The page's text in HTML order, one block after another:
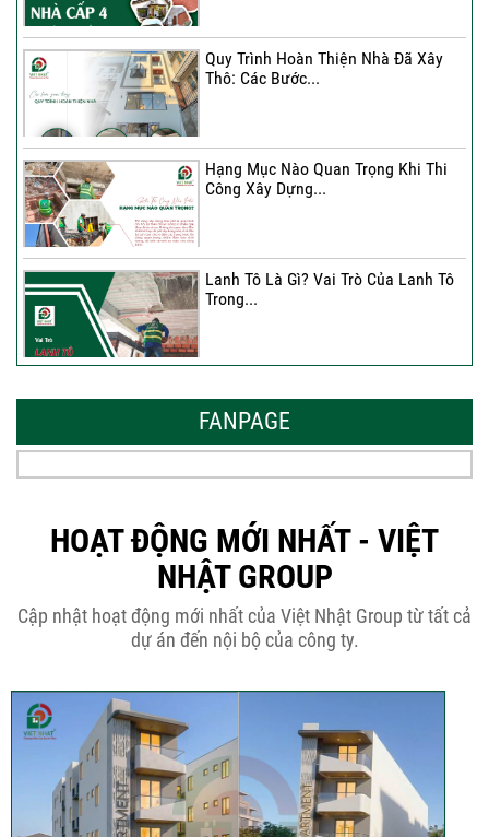
Quy Trình Hoàn Thiện Nhà Đã Xây
Thô: Các Bước...
Hạng Mục Nào Quan Trọng Khi Thi
Công Xây Dựng...
Lanh Tô Là Gì? Vai Trò Của Lanh Tô
Trong...
Thiết Kế Hòa...
Bê Tông...
THÔNG BÁO KẾ HOẠCH TĂNG ĐƠN
GIÁ XÂY DỰNG NHÀ...
Thép Râu Tường – Kinh Nghiệm Thi
Công Chuẩn Kỹ...
10 Vị Trí Nên Xây Gạch Đinh – Chủ
FANPAGE
HOẠT ĐỘNG MỚI NHẤT - VIỆT
NHẬT GROUP
Cập nhật hoạt động mới nhất của Việt Nhật Group từ tất cả
dự án đến nội bộ của công ty.